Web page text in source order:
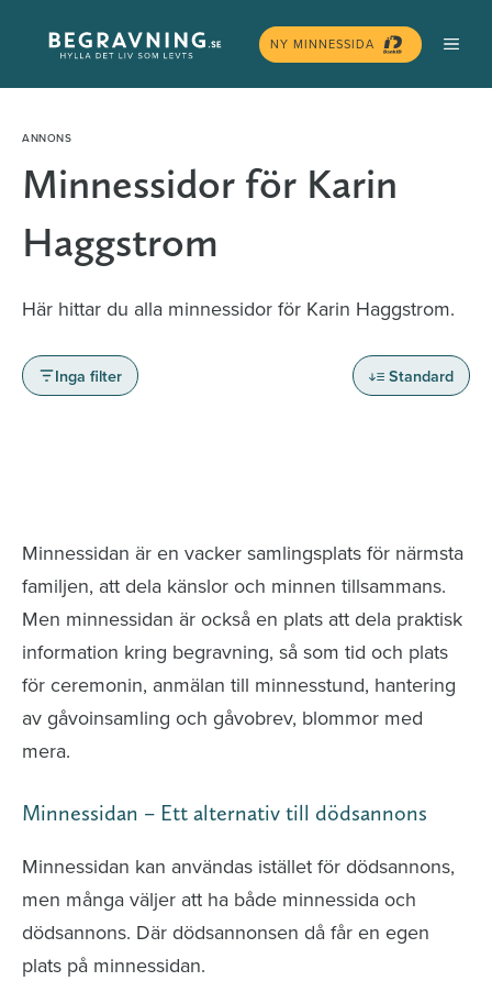
innehåll
NY MINNESSIDA
Minnessidor för Karin
Haggstrom
Här hittar du alla minnessidor för Karin Haggstrom.
Inga filter Standard
Minnessidan är en vacker samlingsplats för närmsta
familjen, att dela känslor och minnen tillsammans.
Men minnessidan är också en plats att dela praktisk
information kring begravning, så som tid och plats
för ceremonin, anmälan till minnesstund, hantering
av gåvoinsamling och gåvobrev, blommor med
mera.
Minnessidan – Ett alternativ till dödsannons
Minnessidan kan användas istället för dödsannons,
men många väljer att ha både minnessida och
dödsannons. Där dödsannonsen då får en egen
plats på minnessidan.